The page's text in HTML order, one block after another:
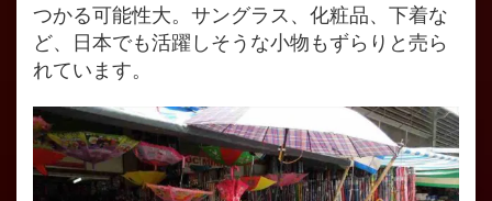
つかる可能性大。サングラス、化粧品、下着な
ど、日本でも活躍しそうな小物もずらりと売ら
れています。